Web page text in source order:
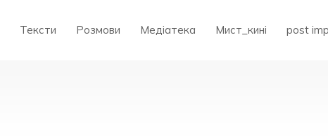
Тексти Розмови Медіатека Мист_кині post